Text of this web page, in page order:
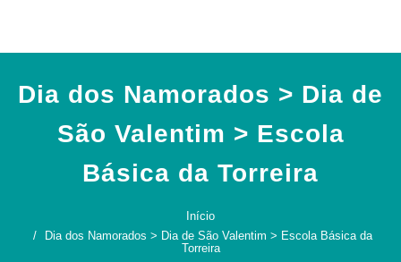
Dia dos Namorados > Dia de
São Valentim > Escola
Básica da Torreira
Início
Dia dos Namorados > Dia de São Valentim > Escola Básica da
Torreira